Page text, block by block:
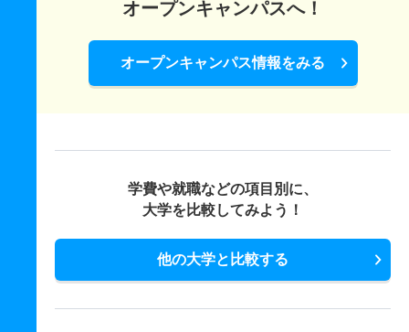
オープンキャンパスへ！
オープンキャンパス情報をみる
学費や就職などの項目別に、
大学を比較してみよう！
他の大学と比較する